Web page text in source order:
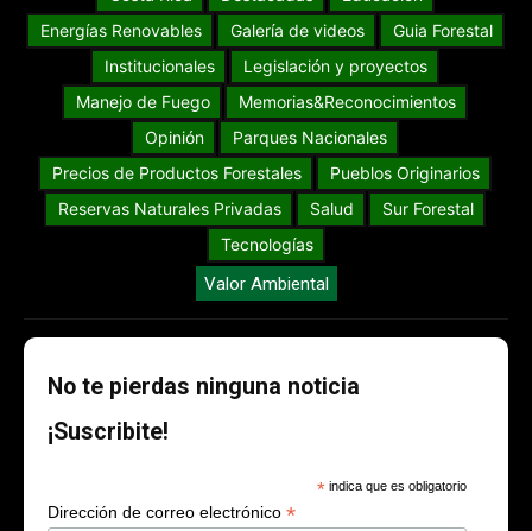
Energías Renovables
Galería de videos
Guia Forestal
Institucionales
Legislación y proyectos
Manejo de Fuego
Memorias&Reconocimientos
Opinión
Parques Nacionales
Precios de Productos Forestales
Pueblos Originarios
Reservas Naturales Privadas
Salud
Sur Forestal
Tecnologías
Valor Ambiental
No te pierdas ninguna noticia
¡Suscribite!
* indica que es obligatorio
Dirección de correo electrónico *